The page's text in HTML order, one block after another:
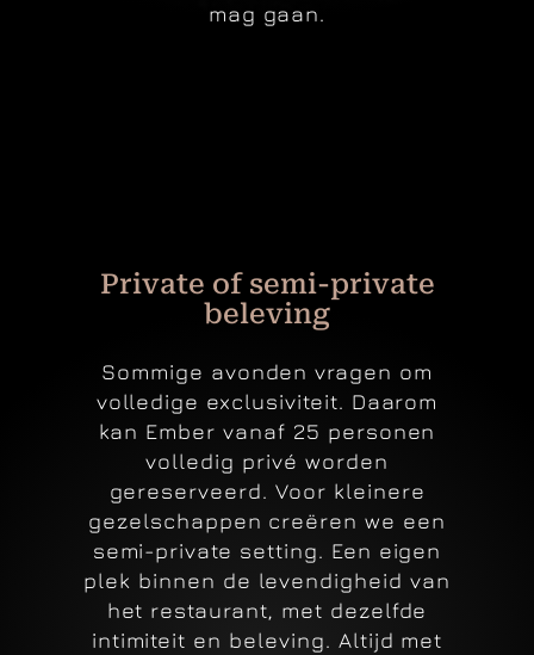
mag gaan.
Private of semi-private
beleving
Sommige avonden vragen om
volledige exclusiviteit. Daarom
kan Ember vanaf 25 personen
volledig privé worden
gereserveerd. Voor kleinere
gezelschappen creëren we een
semi-private setting. Een eigen
plek binnen de levendigheid van
het restaurant, met dezelfde
intimiteit en beleving. Altijd met